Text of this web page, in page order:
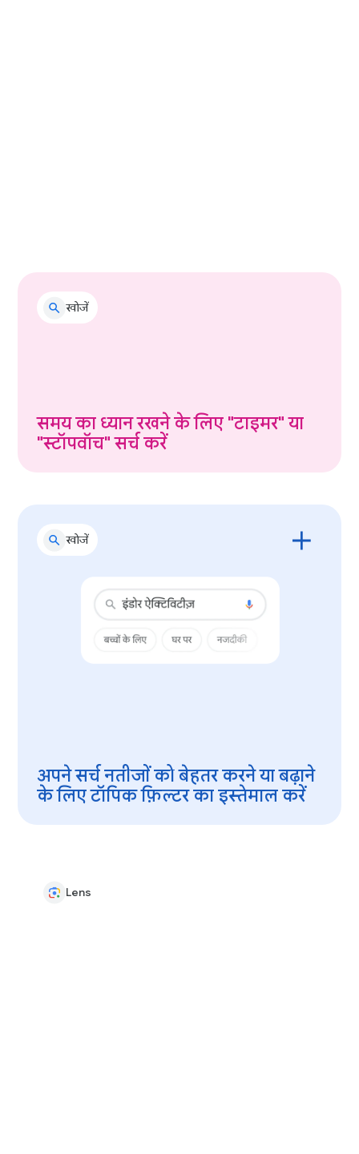
खोजें
समय का ध्यान रखने के लिए "टाइमर" या
"स्टॉपवॉच" सर्च करें
खोजें
अपने सर्च नतीजों को बेहतर करने या बढ़ाने
के लिए टॉपिक फ़िल्टर का इस्तेमाल करें
Lens